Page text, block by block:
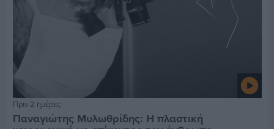
Πριν 2 ημέρες
Παναγιώτης Μυλωθρίδης: Η πλαστική